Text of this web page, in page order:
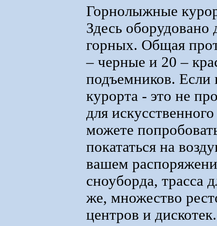
Горнолыжные
Здесь оборудовано
горных. Общая
– черные и 20 –
подъемников. Если
курорта - это не
для
можете
покататься на
вашем
сноуборда, трасса
же, множество
центров и дискотек.